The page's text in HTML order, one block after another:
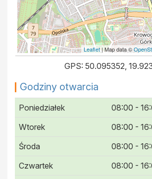
Leaflet| Map data ©
GPS: 50.095352,
Godziny otwarcia
Poniedziałek
08:00 -
Wtorek
08:00 -
Środa
08:00 -
Czwartek
08:00 -